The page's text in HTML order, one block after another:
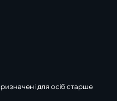
для осіб старше